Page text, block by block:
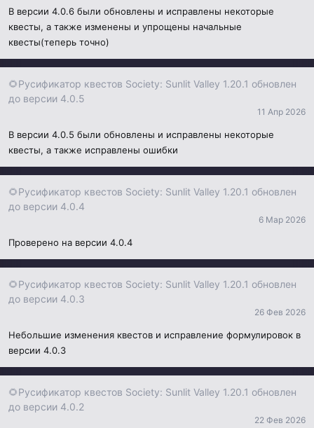
В версии 4.0.6 были обновлены и исправлены некоторые
квесты, а также изменены и упрощены начальные
квесты(теперь точно)
🌻Русификатор квестов Society: Sunlit Valley 1.20.1 обновлен
до версии 4.0.5
11 Апр 2026
В версии 4.0.5 были обновлены и исправлены некоторые
квесты, а также исправлены ошибки
🌻Русификатор квестов Society: Sunlit Valley 1.20.1 обновлен
до версии 4.0.4
6 Мар 2026
Проверено на версии 4.0.4
🌻Русификатор квестов Society: Sunlit Valley 1.20.1 обновлен
до версии 4.0.3
26 Фев 2026
Небольшие изменения квестов и исправление формулировок в
версии 4.0.3
🌻Русификатор квестов Society: Sunlit Valley 1.20.1 обновлен
до версии 4.0.2
22 Фев 2026